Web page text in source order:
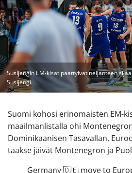
Susijengin EM-kisat päättyivät neljänteen
Susijengi.
Suomi kohosi erinomaisten EM-
maailmanlistalla ohi
Dominikaanisen Tasavallan.
taakse jäivät Montenegron ja
Germany 🇩🇪 move to